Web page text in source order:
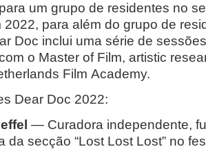
um grupo de residentes no
2022, para além do grupo de
Doc inclui uma série de
o Master of Film, artistic
Film Academy.
Dear Doc 2022:
— Curadora independente,
da secção “Lost Lost Lost” no